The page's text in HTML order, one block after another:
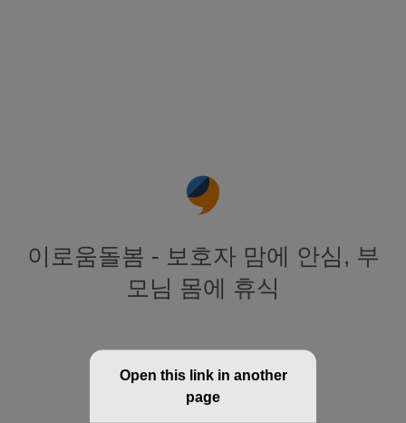
이로움돌봄 - 보호자 맘에 안심, 부
모님 몸에 휴식